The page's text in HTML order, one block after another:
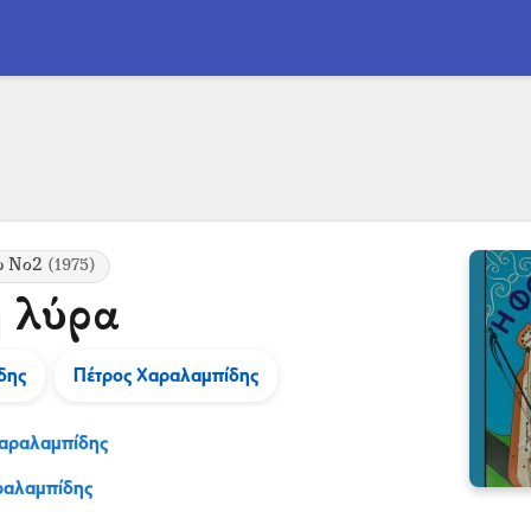
Νο2 (1975)
λύρα
Πέτρος Χαραλαμπίδης